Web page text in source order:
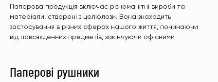
Паперова продукція включає різноманітні вироби та
матеріали, створені з целюлози. Вона знаходить
застосування в різних сферах нашого життя, починаючи
від повсякденних предметів, закінчуючи офісними
Паперові рушники